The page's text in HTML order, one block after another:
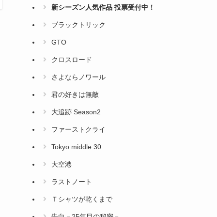
新シーズン人気作品 投票受付中！
ブラックトリック
GTO
クロスロード
さよならノワール
君の好きは無敵
大追跡 Season2
ファーストクライ
Tokyo middle 30
大空港
ラストノート
Ｔシャツが乾くまで